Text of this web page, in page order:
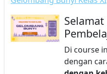
Di course
dengan